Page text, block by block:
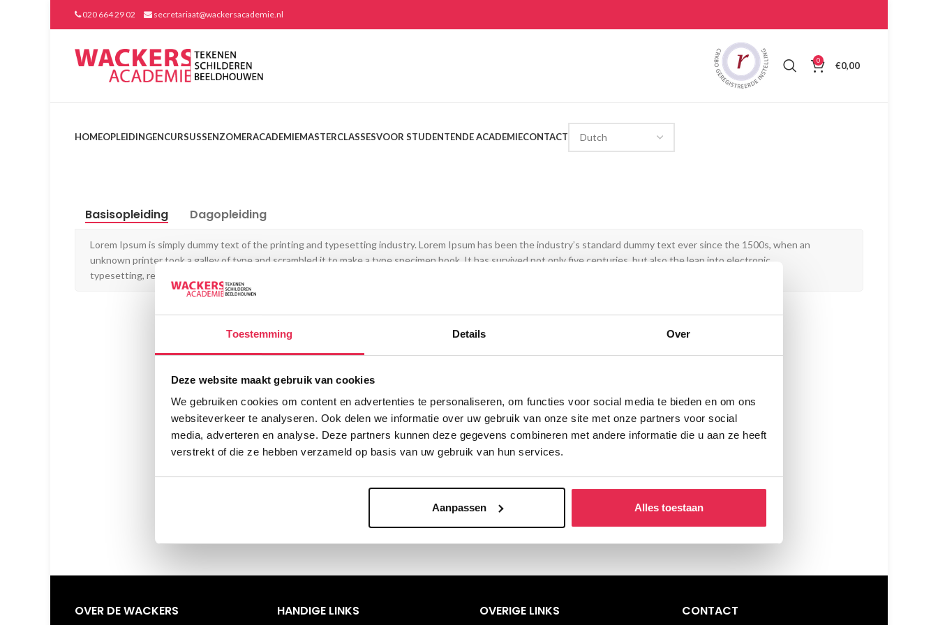
Toestemming Details Over
Deze website maakt gebruik van cookies
We gebruiken cookies om content en advertenties te personaliseren, om functies voor social media te bieden en om ons
websiteverkeer te analyseren. Ook delen we informatie over uw gebruik van onze site met onze partners voor social
media, adverteren en analyse. Deze partners kunnen deze gegevens combineren met andere informatie die u aan ze heeft
verstrekt of die ze hebben verzameld op basis van uw gebruik van hun services.
Aanpassen Alles toestaan
020 664 29 02 secretariaat@wackersacademie.nl
0 €0,00
HOMEOPLEIDINGENCURSUSSENZOMERACADEMIEMASTERCLASSESVOOR STUDENTENDE ACADEMIECONTACT
Basisopleiding Dagopleiding
Lorem Ipsum is simply dummy text of the printing and typesetting industry. Lorem Ipsum has been the industry’s standard dummy text ever since the 1500s, when an
unknown printer took a galley of type and scrambled it to make a type specimen book. It has survived not only five centuries, but also the leap into electronic
typesetting, remaining essentially unchanged.
OVER DE WACKERS HANDIGE LINKS OVERIGE LINKS CONTACT